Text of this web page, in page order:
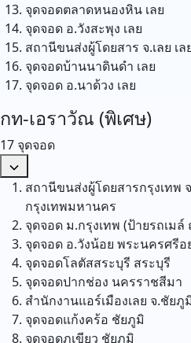
จุดจอดตลาดหนองหิน เลย
จุดจอด อ.วังสะพุง เลย
สถานีขนส่งผู้โดยสาร จ.เลย เล
จุดจอดบ้านนาดินดำ เลย
จุดจอด อ.นาด้วง เลย
กท-เอราวัณ (พิเศษ)
17 จุดจอด
สถานีขนส่งผู้โดยสารกรุงเทพ
กรุงเทพมหานคร
จุดจอด ม.กรุงเทพ (ป้ายรถเม
จุดจอด อ.วังน้อย พระนครศรีอ
จุดจอดโลตัสสระบุรี สระบุรี
จุดจอดปากช่อง นครราชสีมา
สำนักงานแอร์เมืองเลย จ.ชัยภู
จุดจอดแก้งคร้อ ชัยภูมิ
จุดจอดภูเขียว ชัยภูมิ